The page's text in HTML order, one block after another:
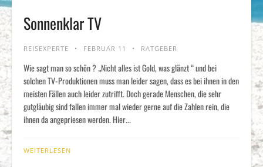
Sonnenklar TV
REISEXPERTE FEBRUAR 11 RATGEBER
Wie sagt man so schön ? „Nicht alles ist Gold, was glänzt “ und bei
solchen TV-Produktionen muss man leider sagen, dass es bei ihnen in den
meisten Fällen auch leider zutrifft. Doch gerade Menschen, die sehr
gutgläubig sind fallen immer mal wieder gerne auf die Zahlen rein, die
ihnen da angepriesen werden. Hier...
WEITERLESEN